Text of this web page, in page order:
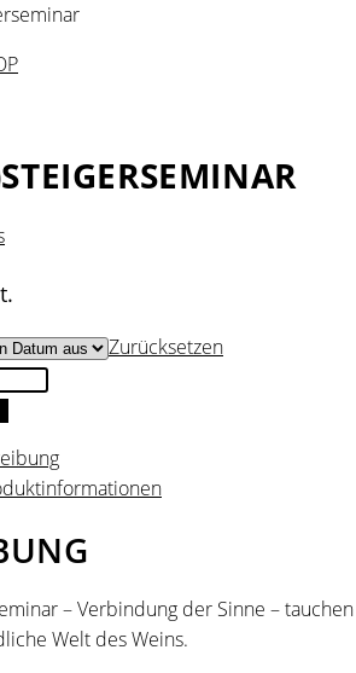
Zurücksetzen
– Verbindung der Sinne –
Welt des Weins.